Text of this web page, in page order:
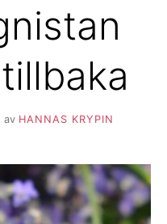
av HANNAS KRYPIN